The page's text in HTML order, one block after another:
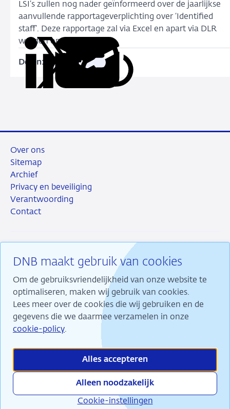
LSI’s zullen nog nader geïnformeerd over de jaarlijkse
aanvullende rapportageverplichting over ‘Identified
staff’. Deze rapportage zal via Excel en apart via DLR
worden opgevraagd.
Delen:
Deel
via
DeelDeelKopieer
DNB maakt gebruik van cookies
Om de gebruiksvriendelijkheid van onze website te
optimaliseren, maken wij gebruik van cookies.
Lees meer over de cookies die wij gebruiken en de
gegevens die we daarmee verzamelen in onze
cookie-policy.
Alles accepteren
Alleen noodzakelijk
Cookie-instellingen
Over ons
Sitemap
Archief
Privacy en beveiliging
Verantwoording
Contact
RSS InstagramLinkedin
X
Wij maken ons sterk voor financiële stabiliteit en
dragen daarmee bij aan duurzame welvaart in